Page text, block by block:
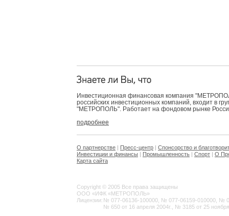
Инвестиционная финансовая компания
российских инвестиционных компаний, входит в
"МЕТРОПОЛЬ". Работает на фондовом рынке
подробнее
О партнерстве | Пресс-центр | Спонсорство и
Инвестиции и финансы | Промышленность | Спорт | О
Карта сайта
Copyright © 2005 Все права защищены
ООО «ИФК «МЕТРОПОЛЬ»
Лицензии: № 077-06136-100000, № 077-06159-010000, №
№ 650 от 16 апреля 2004г., № 3185 от 25